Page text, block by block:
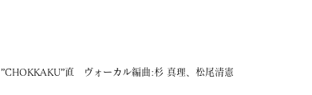
直 ヴォーカル編曲:杉 真理、松尾清憲